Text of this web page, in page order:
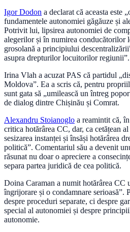
Igor Dodon a declarat că aceasta este
fundamentele autonomiei găgăuze și
Potrivit lui, lipsirea autonomiei de
alegerilor și în numirea conducătorilor
grosolană a principiului
asupra drepturilor locuitorilor regiunii”.
Irina Vlah a acuzat PAS că partidul
Moldova”. Ea a scris că, pentru
sunt gata să „umilească un întreg
de dialog dintre Chișinău și Comrat.
Alexandru Stoianoglo a reamintit că,
critica hotărârea CC, dar, ca cetățean
sesizarea instanței și însăși hotărârea
politică”. Comentariul său a devenit
răsunat nu doar o apreciere a
separa partea juridică de cea politică.
Doina Caraman a numit hotărârea CC
îngrijorare și o condamnare serioasă”.
despre proceduri separate, ci despre
special al autonomiei și despre
autonomie.